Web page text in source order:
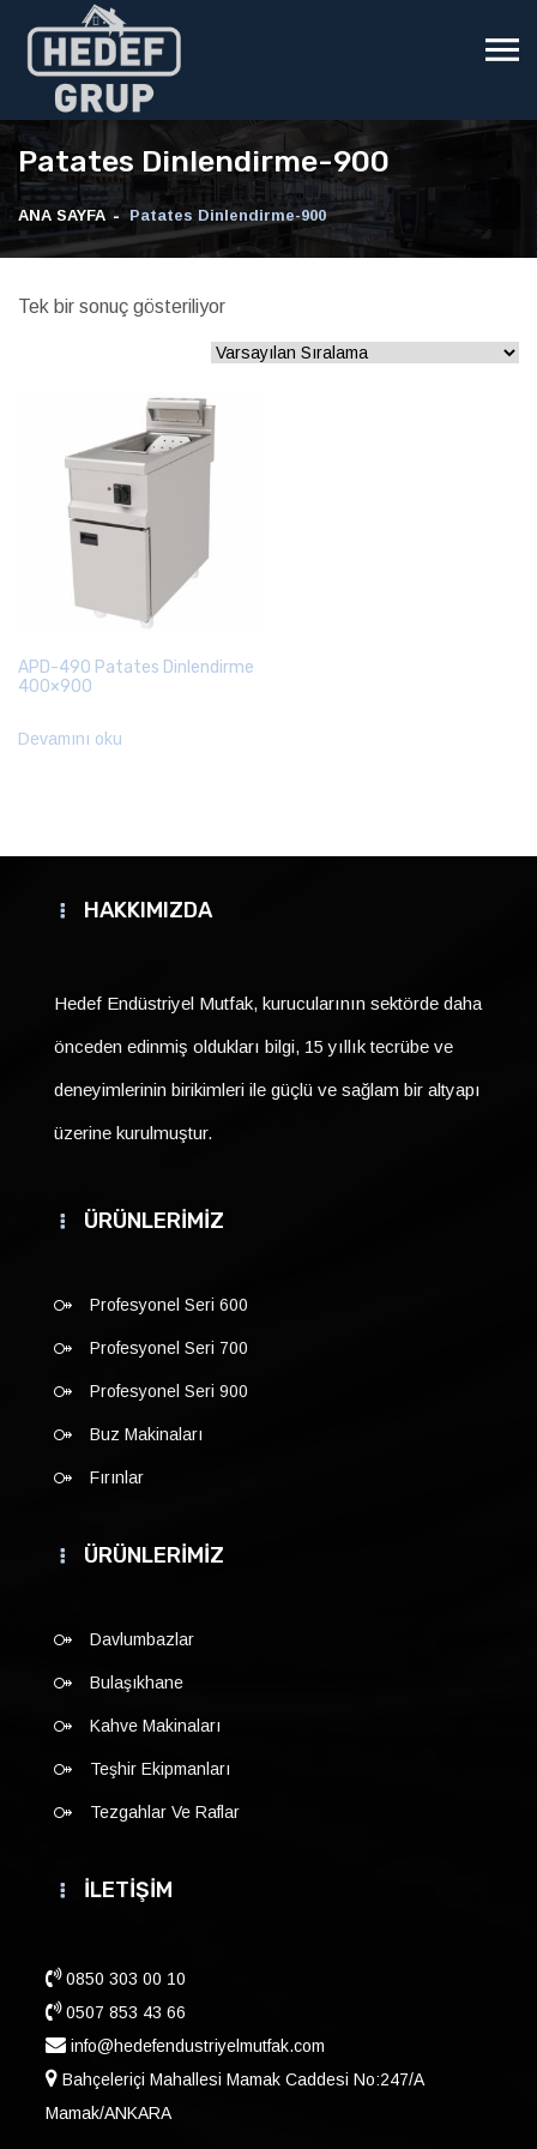
Patates Dinlendirme-900
ANA SAYFA Patates Dinlendirme-900
Tek bir sonuç gösteriliyor
APD-490 Patates Dinlendirme
400×900
Devamını oku
HAKKIMIZDA
Hedef Endüstriyel Mutfak, kurucularının sektörde daha
önceden edinmiş oldukları bilgi, 15 yıllık tecrübe ve
deneyimlerinin birikimleri ile güçlü ve sağlam bir altyapı
üzerine kurulmuştur.
ÜRÜNLERİMİZ
Profesyonel Seri 600
Profesyonel Seri 700
Profesyonel Seri 900
Buz Makinaları
Fırınlar
ÜRÜNLERİMİZ
Davlumbazlar
Bulaşıkhane
Kahve Makinaları
Teşhir Ekipmanları
Tezgahlar Ve Raflar
İLETİŞİM
0850 303 00 10
0507 853 43 66
info@hedefendustriyelmutfak.com
Bahçeleriçi Mahallesi Mamak Caddesi No:247/A
Mamak/ANKARA